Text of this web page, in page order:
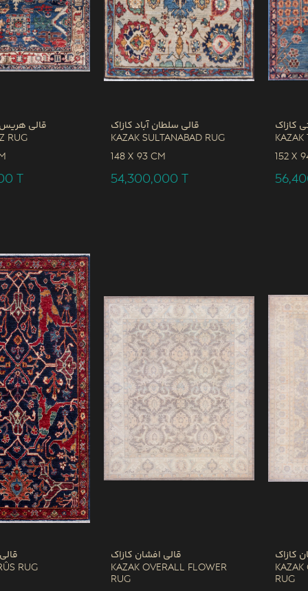
قالی
Rug
T
قالی سلطان آباد کازاک
Kazak Sultanabad Rug
148 x 93 CM
54,300,000 T
کازاک
Kazak
152 x
Rug
قالی افشان کازاک
Kazak Overall Flower
Rug
کازاک
Rug